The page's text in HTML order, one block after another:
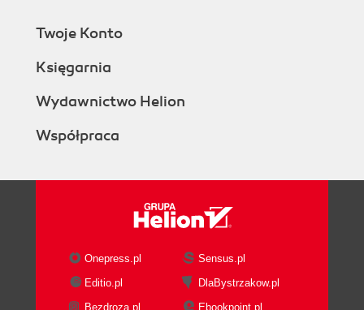
Twoje Konto
Księgarnia
Wydawnictwo Helion
Współpraca
Onepress.pl
Sensus.pl
Editio.pl
DlaBystrzakow.pl
Bezdroza.pl
Ebookpoint.pl